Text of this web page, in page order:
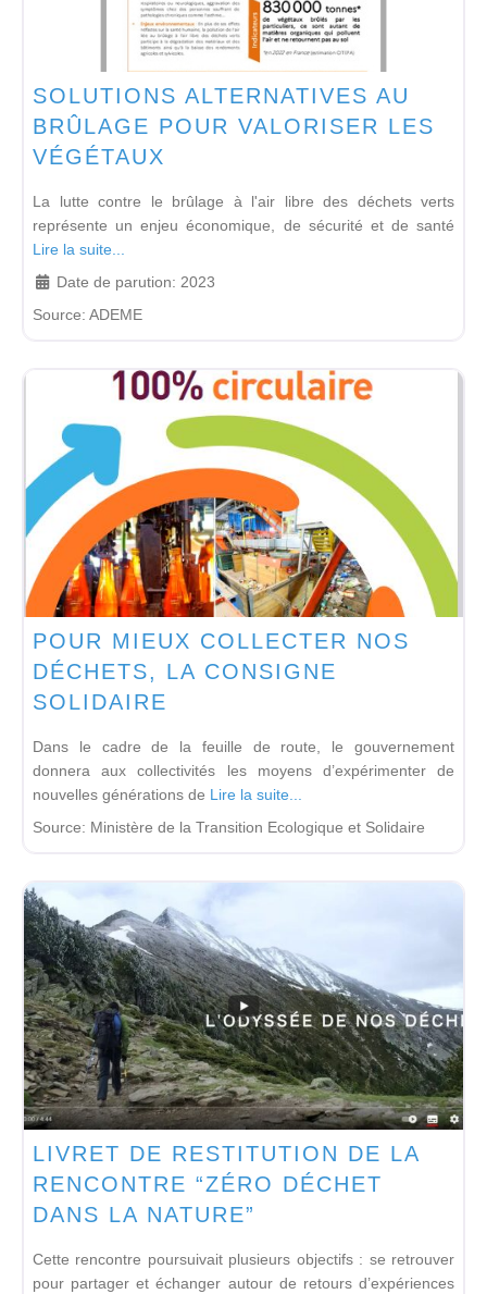
SOLUTIONS ALTERNATIVES AU
BRÛLAGE POUR VALORISER LES
VÉGÉTAUX
La lutte contre le brûlage à l'air libre des déchets verts
représente un enjeu économique, de sécurité et de santé
Lire la suite...
Date de parution: 2023
Source: ADEME
POUR MIEUX COLLECTER NOS
DÉCHETS, LA CONSIGNE
SOLIDAIRE
Dans le cadre de la feuille de route, le gouvernement
donnera aux collectivités les moyens d’expérimenter de
nouvelles générations de Lire la suite...
Source: Ministère de la Transition Ecologique et Solidaire
LIVRET DE RESTITUTION DE LA
RENCONTRE “ZÉRO DÉCHET
DANS LA NATURE”
Cette rencontre poursuivait plusieurs objectifs : se retrouver
pour partager et échanger autour de retours d’expériences